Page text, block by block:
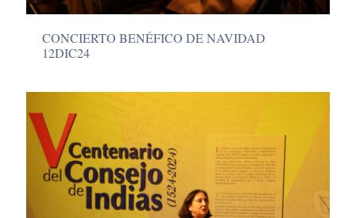
CONCIERTO BENÉFICO DE NAVIDAD
12DIC24